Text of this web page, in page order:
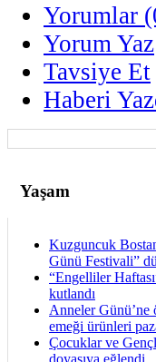
Yorumlar
Yorum Yaz
Tavsiye Et
Haberi
Yaşam
Kuzguncuk
Günü Festivali”
“Engelliler
kutlandı
Anneler Günü’ne
emeği ürünleri
Çocuklar ve
doyasıya eğlendi